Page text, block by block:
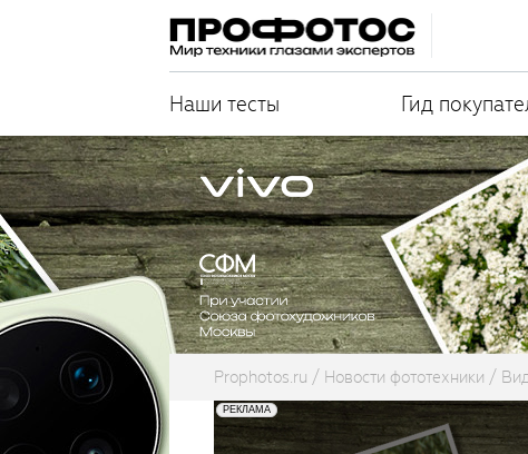
Наши тесты Гид
Prophotos.ru Новости фототехники